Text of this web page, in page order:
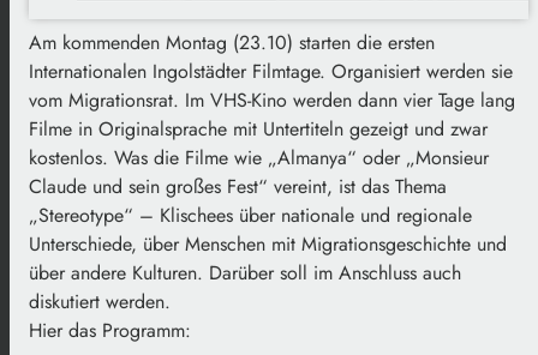
Am kommenden Montag (23.10) starten die ersten
Internationalen Ingolstädter Filmtage. Organisiert werden sie
vom Migrationsrat. Im VHS-Kino werden dann vier Tage lang
Filme in Originalsprache mit Untertiteln gezeigt und zwar
kostenlos. Was die Filme wie „Almanya“ oder „Monsieur
Claude und sein großes Fest“ vereint, ist das Thema
„Stereotype“ – Klischees über nationale und regionale
Unterschiede, über Menschen mit Migrationsgeschichte und
über andere Kulturen. Darüber soll im Anschluss auch
diskutiert werden.
Hier das Programm: